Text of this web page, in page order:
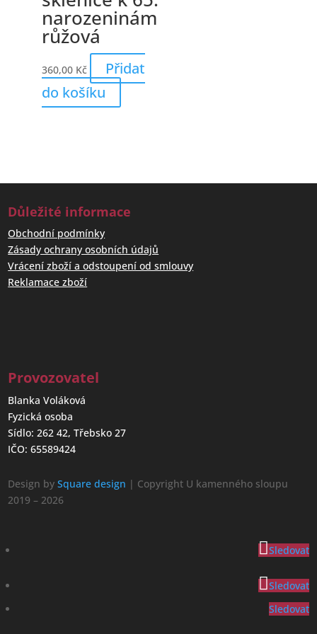
narozeninám
růžová
360,00 Kč
Přidat
do košíku
Důležité informace
Obchodní podmínky
Zásady ochrany osobních údajů
Vrácení zboží a odstoupení od smlouvy
Reklamace zboží
Provozovatel
Blanka Voláková
Fyzická osoba
Sídlo: 262 42, Třebsko 27
IČO: 65589424
Design bySquare design | Copyright U kamenného sloupu
2019 – 2026
Sledovat
Sledovat
Sledovat